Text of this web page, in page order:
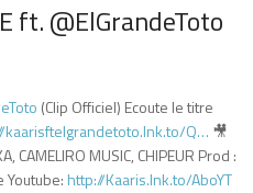
ft. ‪@ElGrandeToto‬
(Clip Officiel) Ecoute le titre
kaarisftelgrandetoto.lnk.to/Q… 🎥
CAMELIRO MUSIC, CHIPEUR Prod :
http://Kaaris.lnk.to/AboYT